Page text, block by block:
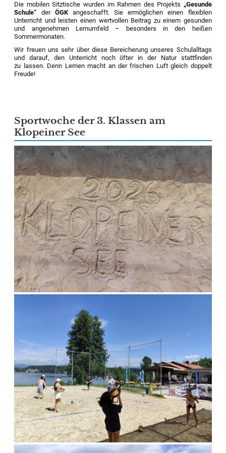
Die mobilen Sitztische wurden im Rahmen des Projekts „Gesunde
Schule“ der ÖGKangeschafft. Sie ermöglichen einen flexiblen
Unterricht und leisten einen wertvollen Beitrag zu einem gesunden
und angenehmen Lernumfeld – besonders in den heißen
Sommermonaten.
Wir freuen uns sehr über diese Bereicherung unseres Schulalltags
und darauf, den Unterricht noch öfter in der Natur stattfinden
zu lassen. Denn Lernen macht an der frischen Luft gleich doppelt
Freude!
Sportwoche der 3. Klassen am
Klopeiner See